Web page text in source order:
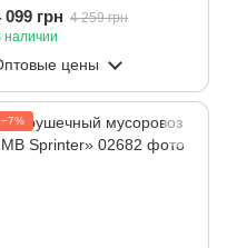
с телескопической
099 грн 4 259 грн
наличии
цены
−7%